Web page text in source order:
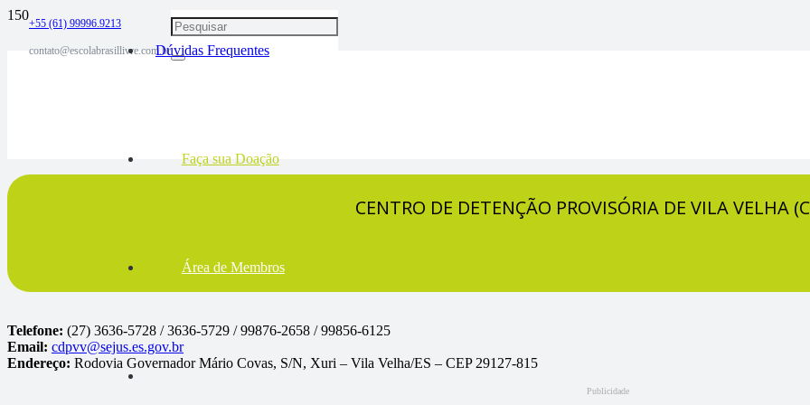
+55 (61) 99996.9213
contato@escolabrasillivre.com.brDúvidas Frequentes
Faça sua Doação
Área de Membros
CENTRO DE DETENÇÃO PROVISÓRIA DE VILA VELHA
Telefone: (27) 3636-5728 / 3636-5729 / 99876-2658 / 99856-6125
Email: cdpvv@sejus.es.gov.br
Endereço: Rodovia Governador Mário Covas, S/N, Xuri – Vila Velha/ES – CEP 29127-815
Publicidade